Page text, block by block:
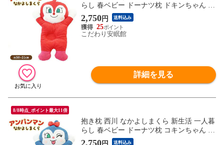
らし 春ベビー ドーナツ枕 ドキンちゃん ギ
フト （ドキンちゃん）【M-LH58201420
D】
2,750円 送料込み
25
こだわり安眠館
詳細を見る
8/8時点_ポイント最大11倍
抱き枕 西川 なかよしまくら 新生活 一人暮
らし 春ベビー ドーナツ枕 コキンちゃん ギ
フト （コキンちゃん）【M-LH58201420
2,750 送料込み